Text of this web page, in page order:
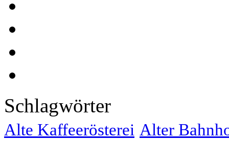
Schlagwörter
Alte Kaffeerösterei Alter